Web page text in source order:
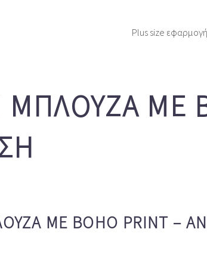
Plus size
ΜΕ
ΜΕ BOHO PRINT –